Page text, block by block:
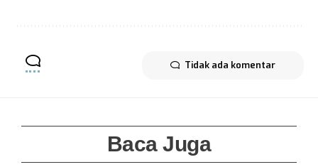
Tidak ada komentar
Baca Juga